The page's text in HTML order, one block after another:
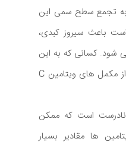
تجمع سطح سمی این
باعث سیروز کبدی،
شود. کسانی که به این
بیماری مبتلا هستند نیز باید از مکمل های ویتامین C
نادرست است که ممکن
ها مقادیر بسیار